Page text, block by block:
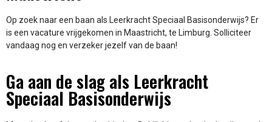
Op zoek naar een baan als Leerkracht Speciaal Basisonderwijs? Er
is een vacature vrijgekomen in Maastricht, te Limburg. Solliciteer
vandaag nog en verzeker jezelf van de baan!
Ga aan de slag als Leerkracht
Speciaal Basisonderwijs